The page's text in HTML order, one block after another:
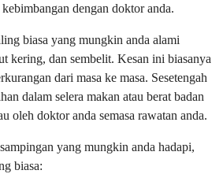
dengan doktor anda.
biasa yang mungkin anda alami
kering, dan sembelit. Kesan ini biasanya
dari masa ke masa. Sesetengah
dalam selera makan atau berat badan
oleh doktor anda semasa rawatan anda.
yang mungkin anda hadapi,
biasa: